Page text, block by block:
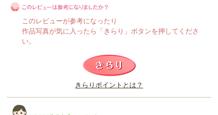
このレビューは参考になりましたか？
このレビューが参考になったり
作品写真が気に入ったら「きらり」ボタンを押してくださ
い。
きらりポイントとは？